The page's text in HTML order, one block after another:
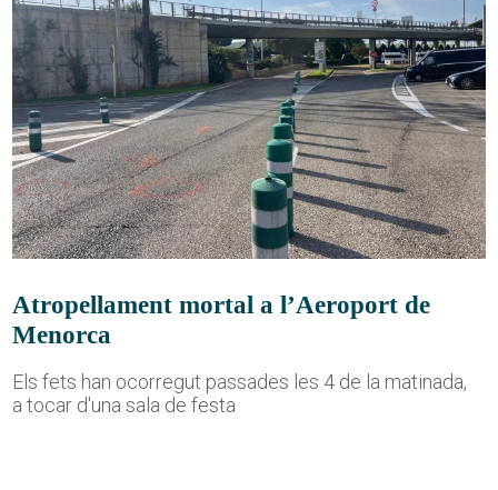
Atropellament mortal a l’Aeroport de
Menorca
Els fets han ocorregut passades les 4 de la matinada,
a tocar d'una sala de festa